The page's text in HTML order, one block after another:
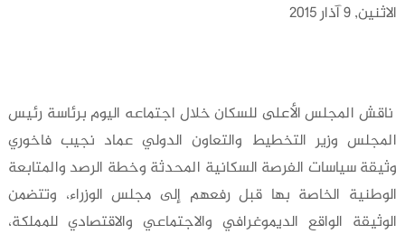
الاثنين, 9 آذار 2015
ناقش المجلس الأعلى للسكان خلال اجتماعه اليوم برئاسة رئيس
المجلس وزير التخطيط والتعاون الدولي عماد نجيب فاخوري
وثيقة سياسات الفرصة السكانية المحدثة وخطة الرصد والمتابعة
الوطنية الخاصة بها قبل رفعهم إلى مجلس الوزراء، وتتضمن
الوثيقة الواقع الديموغرافي والاجتماعي والاقتصادي للمملكة،